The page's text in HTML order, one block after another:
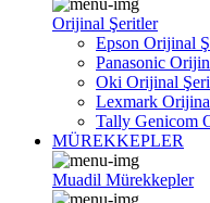
Orijinal Şeritler
Epson Orijinal
Panasonic
Oki Orijinal
Lexmark
Tally Genicom
MÜREKKEPLER
Muadil Mürekkepler